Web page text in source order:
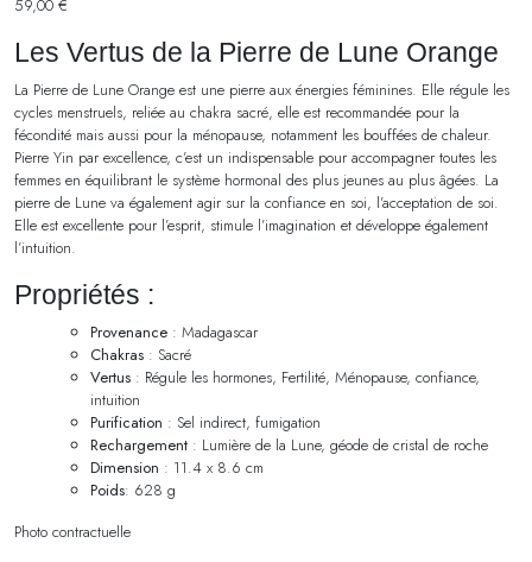
59,00 €
Les Vertus de la Pierre de Lune Orange
La Pierre de Lune Orange est une pierre aux énergies féminines. Elle régule les
cycles menstruels, reliée au chakra sacré, elle est recommandée pour la
fécondité mais aussi pour la ménopause, notamment les bouffées de chaleur.
Pierre Yin par excellence, c’est un indispensable pour accompagner toutes les
femmes en équilibrant le système hormonal des plus jeunes au plus âgées. La
pierre de Lune va également agir sur la confiance en soi, l’acceptation de soi.
Elle est excellente pour l’esprit, stimule l’imagination et développe également
l’intuition.
Propriétés :
Provenance : Madagascar
Chakras : Sacré
Vertus : Régule les hormones, Fertilité, Ménopause, confiance,
intuition
Purification : Sel indirect, fumigation
Rechargement : Lumière de la Lune, géode de cristal de roche
Dimension : 11.4 x 8.6 cm
Poids: 628 g
Photo contractuelle